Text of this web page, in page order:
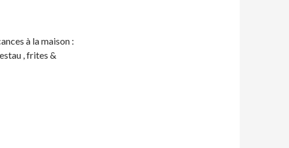
à la maison :
, frites &